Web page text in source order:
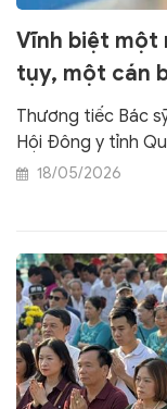
Vĩnh biệt
tụy, một cán
Thương tiếc Bác
Hội Đông y tỉnh
18/05/2026